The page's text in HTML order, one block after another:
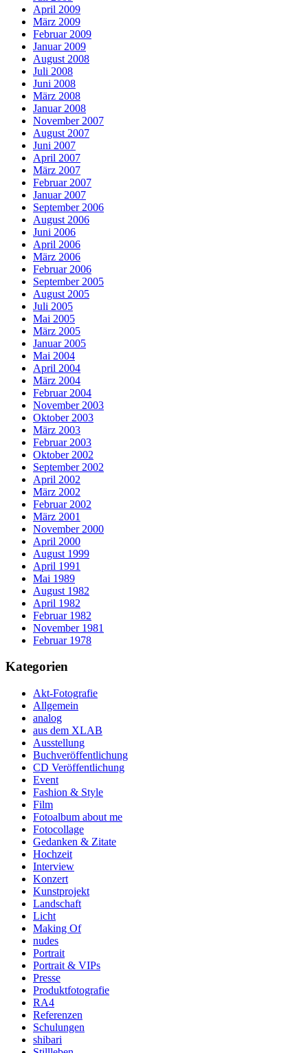
April 2009
März 2009
Februar 2009
Januar 2009
August 2008
Juli 2008
Juni 2008
März 2008
Januar 2008
November 2007
August 2007
Juni 2007
April 2007
März 2007
Februar 2007
Januar 2007
September 2006
August 2006
Juni 2006
April 2006
März 2006
Februar 2006
September 2005
August 2005
Juli 2005
Mai 2005
März 2005
Januar 2005
Mai 2004
April 2004
März 2004
Februar 2004
November 2003
Oktober 2003
März 2003
Februar 2003
Oktober 2002
September 2002
April 2002
März 2002
Februar 2002
März 2001
November 2000
April 2000
August 1999
April 1991
Mai 1989
August 1982
April 1982
Februar 1982
November 1981
Februar 1978
Kategorien
Akt-Fotografie
Allgemein
analog
aus dem XLAB
Ausstellung
Buchveröffentlichung
CD Veröffentlichung
Event
Fashion & Style
Film
Fotoalbum about me
Fotocollage
Gedanken & Zitate
Hochzeit
Interview
Konzert
Kunstprojekt
Landschaft
Licht
Making Of
nudes
Portrait
Portrait & VIPs
Presse
Produktfotografie
RA4
Referenzen
Schulungen
shibari